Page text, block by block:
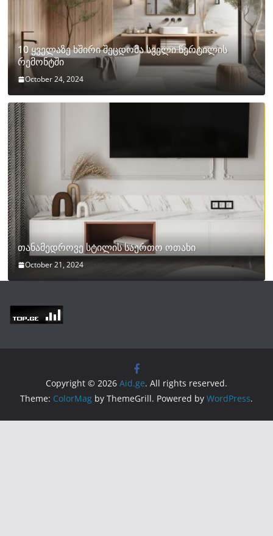
10 ყველაზე ხშირი შეცდომა სველი წერტილის
რემონტში
October 24, 2024
თანამედროვე სტილის საერთო ოთახი
October 21, 2024
Copyright © 2026 Aid.ge. All rights reserved.
Theme: ColorMag by ThemeGrill. Powered by WordPress.